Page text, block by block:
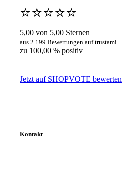
⭐️⭐️⭐️⭐️⭐️
5,00 von 5,00 Sternen
aus 2.199 Bewertungen auf trustami
zu 100,00 % positiv
Jetzt auf SHOPVOTE bewerten
Kontakt